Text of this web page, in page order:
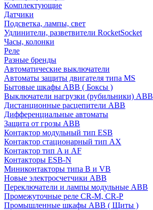
Комплектующие
Датчики
Подсветка, лампы, свет
Удлинители, разветвители RocketSocket
Часы, колонки
Реле
Разные бренды
Автоматические выключатели
Автоматы защиты двигателя типа MS
Бытовые шкафы ABB ( Боксы )
Выключатели нагрузки (рубильники) ABB
Дистанционные расцепители ABB
Дифференциальные автоматы
Защита от грозы ABB
Контактор модульный тип ESB
Контактор стационарный тип AX
Контактор тип A и AF
Контакторы ESB-N
Миниконтакторы типа B и VB
Новые электросчетчики ABB
Переключатели и лампы модульные ABB
Промежуточные реле CR-M, CR-P
Промышленные шкафы ABB ( Щиты )